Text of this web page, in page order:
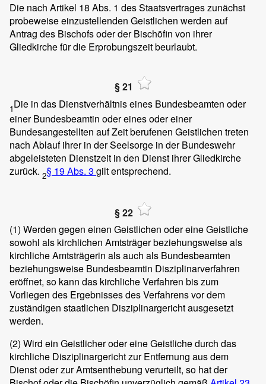
Die nach Artikel 18 Abs. 1 des Staatsvertrages zunächst
probeweise einzustellenden Geistlichen werden auf
Antrag des Bischofs oder der Bischöfin von ihrer
Gliedkirche für die Erprobungszeit beurlaubt.
§ 21
1Die in das Dienstverhältnis eines Bundesbeamten oder
einer Bundesbeamtin oder eines oder einer
Bundesangestellten auf Zeit berufenen Geistlichen treten
nach Ablauf ihrer in der Seelsorge in der Bundeswehr
abgeleisteten Dienstzeit in den Dienst ihrer Gliedkirche
zurück. 2§ 19 Abs. 3 gilt entsprechend.
§ 22
(1) Werden gegen einen Geistlichen oder eine Geistliche
sowohl als kirchlichen Amtsträger beziehungsweise als
kirchliche Amtsträgerin als auch als Bundesbeamten
beziehungsweise Bundesbeamtin Disziplinarverfahren
eröffnet, so kann das kirchliche Verfahren bis zum
Vorliegen des Ergebnisses des Verfahrens vor dem
zuständigen staatlichen Disziplinargericht ausgesetzt
werden.
(2) Wird ein Geistlicher oder eine Geistliche durch das
kirchliche Disziplinargericht zur Entfernung aus dem
Dienst oder zur Amtsenthebung verurteilt, so hat der